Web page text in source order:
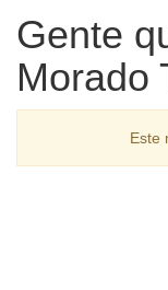
Gente
Morado
Este